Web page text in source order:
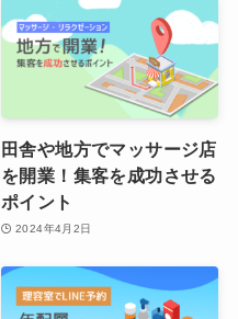
田舎や地方でマッサージ店
を開業！集客を成功させる
ポイント
2024年4月2日